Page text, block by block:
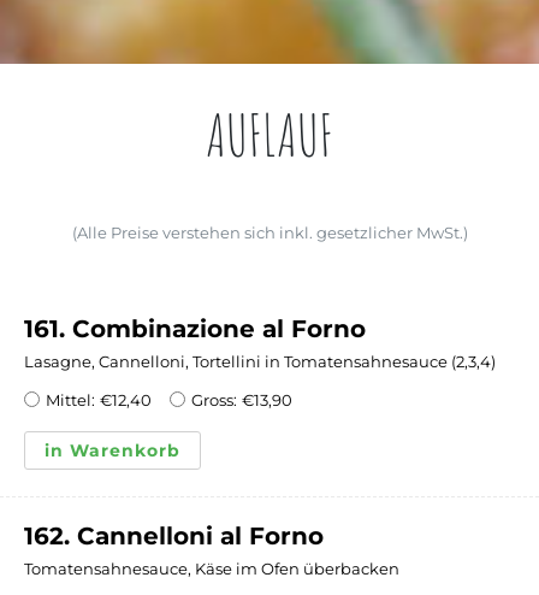
AUFLAUF
(Alle Preise verstehen sich inkl. gesetzlicher MwSt.)
161. Combinazione al Forno
Lasagne, Cannelloni, Tortellini in Tomatensahnesauce (2,3,4)
Mittel: €12,40 Gross: €13,90
in Warenkorb
162. Cannelloni al Forno
Tomatensahnesauce, Käse im Ofen überbacken